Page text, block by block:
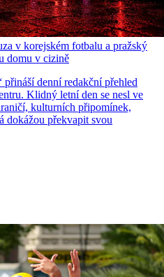
v korejském fotbalu a pražský
domu v cizině
přináší denní redakční přehled
Klidný letní den se nesl ve
kulturních připomínek,
dokážou překvapit svou